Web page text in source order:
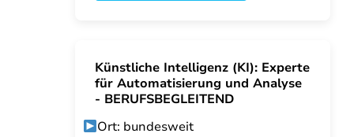
Künstliche Intelligenz (KI): Experte
für Automatisierung und Analyse
- BERUFSBEGLEITEND
Ort: bundesweit